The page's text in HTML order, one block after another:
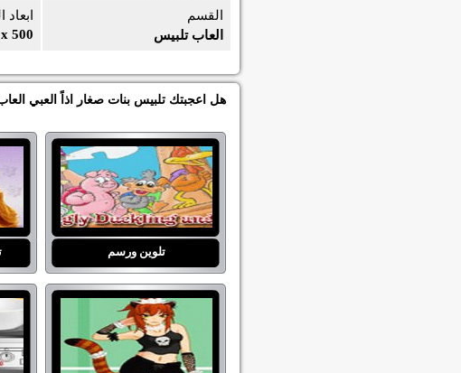
ابعاد
500
القسم
العاب تلبيس
هل اعجبتك تلبيس بنات صغار اذاً العبي
تلوين ورسم